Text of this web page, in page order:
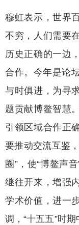
穆虹表示，世界
不穷，人们需要
历史正确的一边
合作。今年是论
与时俱进，为寻
题贡献博鳌智慧
引领区域合作正
要推动交流互鉴
圈”，使“博鳌声
继往开来，增强
学术价值，进一
调，“十五五”时